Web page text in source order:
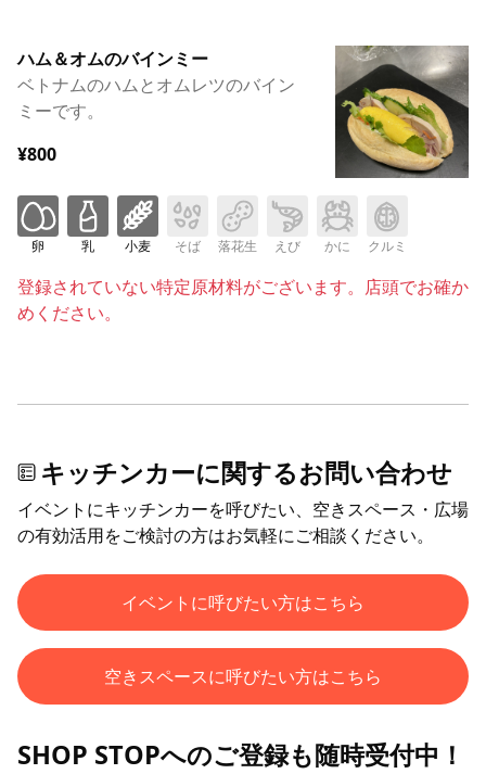
ハム＆オムのバインミー
ベトナムのハムとオムレツのバイン
ミーです。
¥800
卵 乳 小麦 そば 落花生 えび かに クルミ
登録されていない特定原材料がございます。店頭でお確か
めください。
キッチンカーに関するお問い合わせ
イベントにキッチンカーを呼びたい、空きスペース・広場
の有効活用をご検討の方はお気軽にご相談ください。
イベントに呼びたい方はこちら
空きスペースに呼びたい方はこちら
SHOP STOPへのご登録も随時受付中！